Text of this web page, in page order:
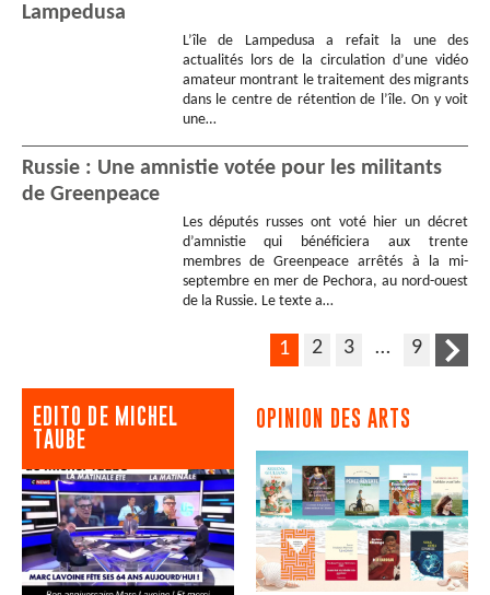
Lampedusa
L’île de Lampedusa a refait la une des
actualités lors de la circulation d’une vidéo
amateur montrant le traitement des migrants
dans le centre de rétention de l’île. On y voit
une…
Russie : Une amnistie votée pour les militants
de Greenpeace
Les députés russes ont voté hier un décret
d’amnistie qui bénéficiera aux trente
membres de Greenpeace arrêtés à la mi-
septembre en mer de Pechora, au nord-ouest
de la Russie. Le texte a…
1 2 3 … 9
EDITO DE MICHEL
TAUBE
OPINION DES ARTS